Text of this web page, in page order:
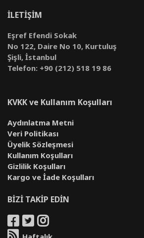
İLETİŞİM
Eşref Efendi Sokak
No 122, Daire No 10, Kurtuluş
Şişli, İstanbul
Telefon: +90 (212) 518 19 86
KVKK ve Kullanım Koşulları
Aydınlatma Metni
Veri Politikası
Üyelik Sözleşmesi
Kullanım Koşulları
Gizlilik Koşulları
Kargo ve İade Koşulları
BİZİ TAKİP EDİN